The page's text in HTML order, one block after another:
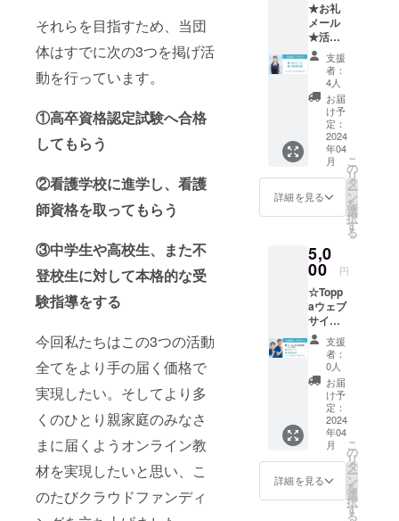
それらを目指すため、当団
体はすでに次の3つを掲げ活
動を行っています。
①高卒資格認定試験へ合格
してもらう
②看護学校に進学し、看護
師資格を取ってもらう
③中学生や高校生、また不
登校生に対して本格的な受
験指導をする
今回私たちはこの3つの活動
全てをより手の届く価格で
実現したい。そしてより多
くのひとり親家庭のみなさ
まに届くようオンライン教
材を実現したいと思い、こ
のたびクラウドファンディ
★お礼
メール
★活動
報告書
（メー
ル添
付） 以
上2点を
心を込
めてお
届けし
ます。
支援
者：
4人
お届
け予
定：
2024
年04
月
詳細を見る
こ
の
リ
タ
ー
ン
を
選
択
す
る
5,0
00 円
☆Topp
aウェブ
サイト
に支援
者とし
てお名
前を掲
載（6か
月間）
★お礼
メール
★活動
報告書
（メー
ル添
付） 掲
支援
者：
0人
お届
け予
定：
2024
年04
月
詳細を見る
こ
の
リ
タ
ー
ン
を
選
択
す
る